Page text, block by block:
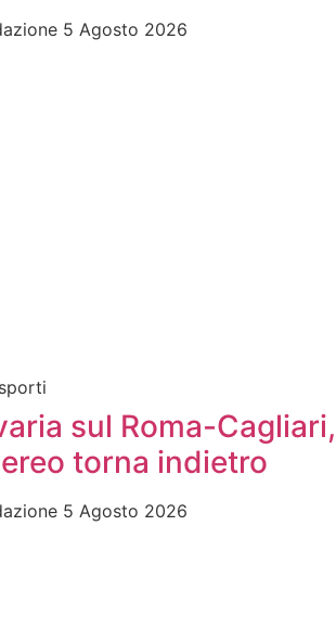
5 Agosto 2026
sul Roma-Cagliari,
torna indietro
5 Agosto 2026